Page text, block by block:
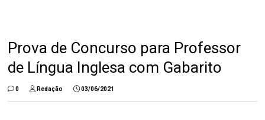
Prova de Concurso para Professor
de Língua Inglesa com Gabarito
0 Redação 03/06/2021